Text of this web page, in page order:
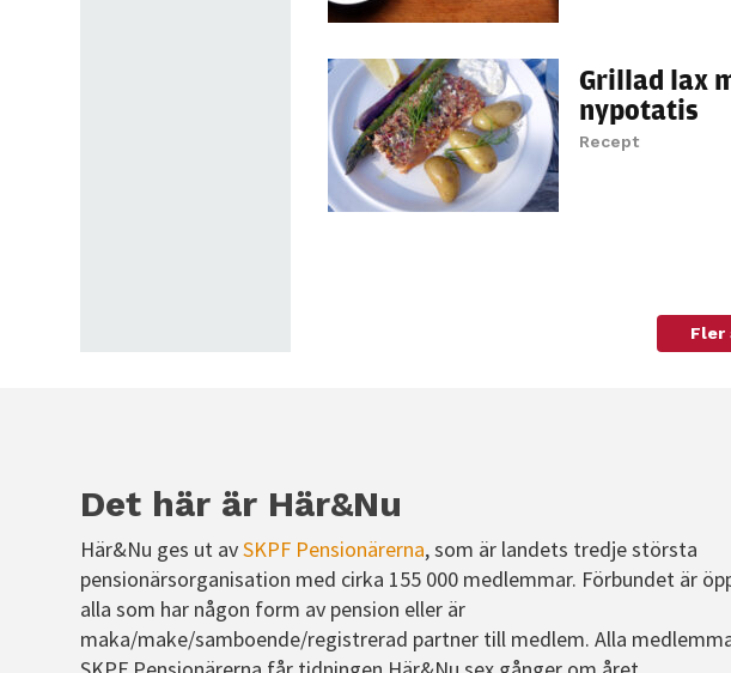
Grillad lax
nypotatis
Recept
Fler
Det här är Här&Nu
Här&Nu ges ut avSKPF Pensionärerna, som är landets tredje största
pensionärsorganisation med cirka 155 000 medlemmar. Förbundet är
alla som har någon form av pension eller är
maka/make/samboende/registrerad partner till medlem. Alla